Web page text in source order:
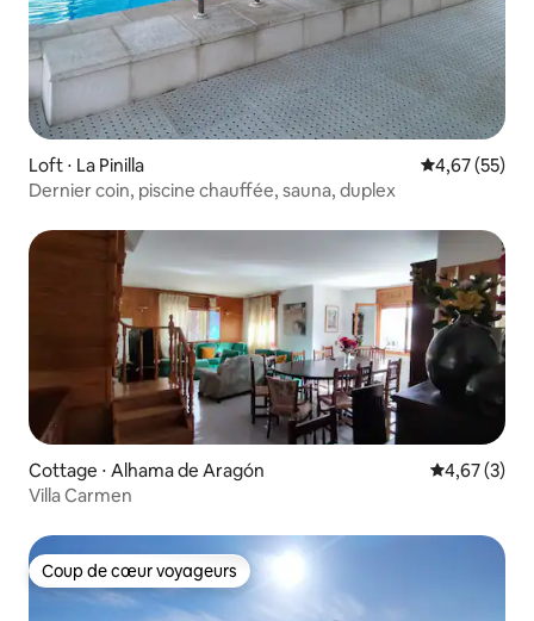
Loft ⋅ La Pinilla Évaluation
4,67 (55)
Dernier coin, piscine chauffée, sauna, duplex
Cottage ⋅ Alhama de Aragón Évaluation
4,67 (3)
Villa Carmen
Coup de cœur voyageurs
Coup de cœur voyageurs